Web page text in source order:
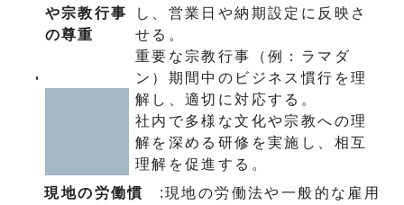
や宗教行事
の尊重
し、営業日や納期設定に反映さ
せる。
重要な宗教行事（例：ラマダ
ン）期間中のビジネス慣行を理
解し、適切に対応する。
社内で多様な文化や宗教への理
解を深める研修を実施し、相互
理解を促進する。
現地の労働慣
:現地の労働法や一般的な雇用